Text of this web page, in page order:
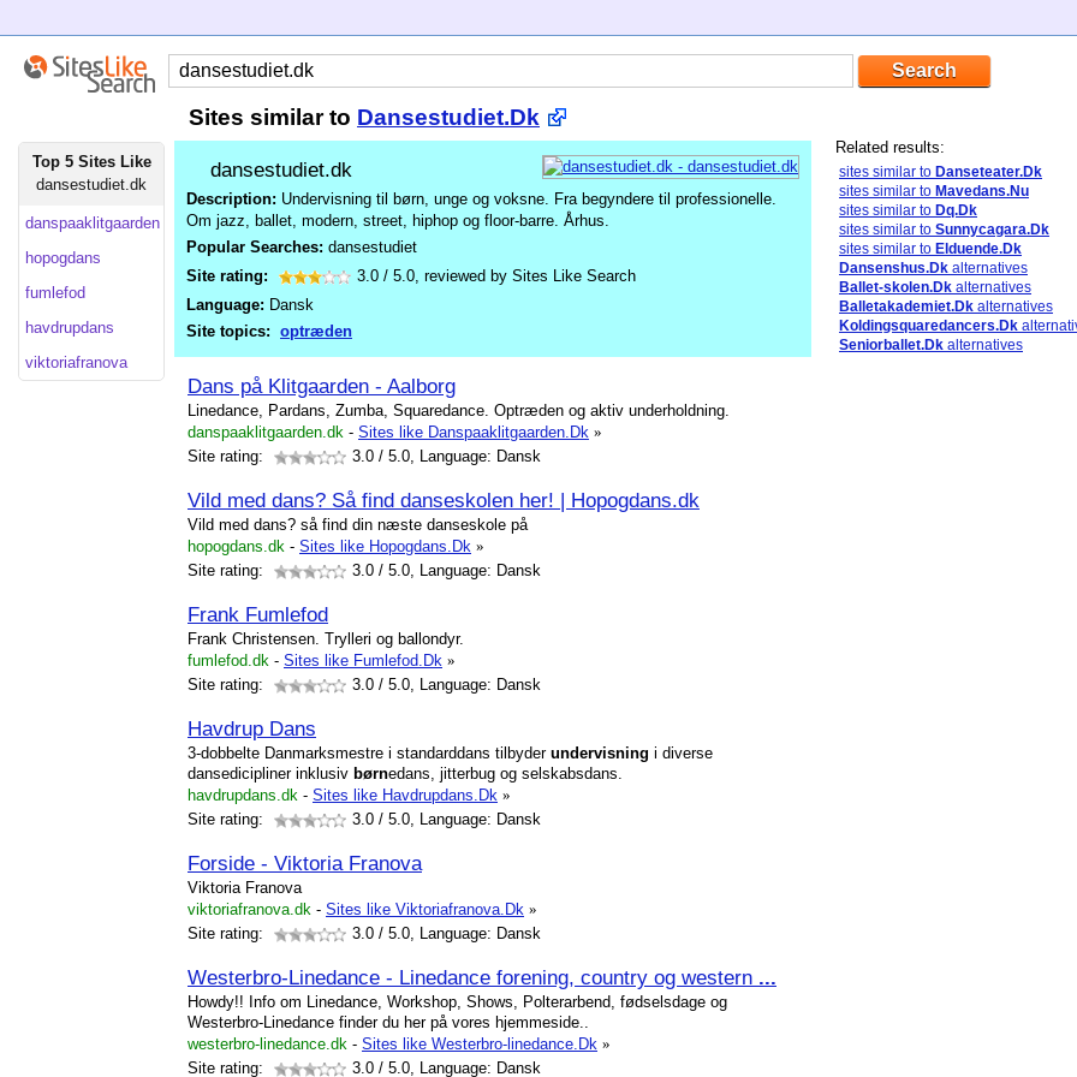
Sites similar to Dansestudiet.Dk
Top 5 Sites Like
dansestudiet.dk
danspaaklitgaarden
hopogdans
fumlefod
havdrupdans
viktoriafranova
dansestudiet.dk
Description: Undervisning til børn, unge og voksne. Fra begyndere til professionelle.
Om jazz, ballet, modern, street, hiphop og floor-barre. Århus.
Popular Searches: dansestudiet
Site rating:
3.0 / 5.0, reviewed by Sites Like Search
Language: Dansk
Site topics: optræden
Dans på Klitgaarden - Aalborg
Linedance, Pardans, Zumba, Squaredance. Optræden og aktiv underholdning.
danspaaklitgaarden.dk - Sites like Danspaaklitgaarden.Dk »
Site rating:
3.0 / 5.0, Language: Dansk
Vild med dans? Så find danseskolen her! | Hopogdans.dk
Vild med dans? så find din næste danseskole på
hopogdans.dk - Sites like Hopogdans.Dk »
Site rating:
3.0 / 5.0, Language: Dansk
Frank Fumlefod
Frank Christensen. Trylleri og ballondyr.
fumlefod.dk - Sites like Fumlefod.Dk »
Site rating:
3.0 / 5.0, Language: Dansk
Havdrup Dans
3-dobbelte Danmarksmestre i standarddans tilbyder undervisning i diverse
dansedicipliner inklusiv børnedans, jitterbug og selskabsdans.
havdrupdans.dk - Sites like Havdrupdans.Dk »
Site rating:
3.0 / 5.0, Language: Dansk
Forside - Viktoria Franova
Viktoria Franova
viktoriafranova.dk - Sites like Viktoriafranova.Dk »
Site rating:
3.0 / 5.0, Language: Dansk
Westerbro-Linedance - Linedance forening, country og western ...
Howdy!! Info om Linedance, Workshop, Shows, Polterarbend, fødselsdage og
Westerbro-Linedance finder du her på vores hjemmeside..
westerbro-linedance.dk - Sites like Westerbro-linedance.Dk »
Site rating:
3.0 / 5.0, Language: Dansk
Related results:
sites similar to Danseteater.Dk
sites similar to Mavedans.Nu
sites similar to Dq.Dk
sites similar to Sunnycagara.Dk
sites similar to Elduende.Dk
Dansenshus.Dk alternatives
Ballet-skolen.Dk alternatives
Balletakademiet.Dk alternatives
Koldingsquaredancers.Dk
Seniorballet.Dk alternatives